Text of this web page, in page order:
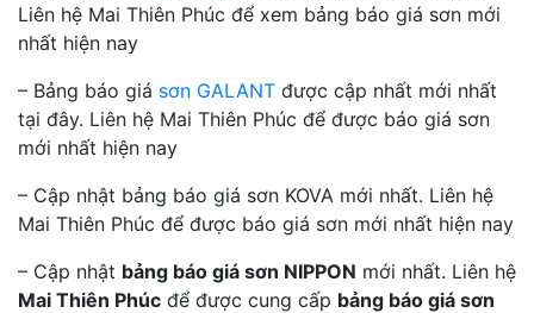
Liên hệ Mai Thiên Phúc để xem bảng báo giá sơn mới
nhất hiện nay
– Bảng báo giá sơn GALANT được cập nhất mới nhất
tại đây. Liên hệ Mai Thiên Phúc để được báo giá sơn
mới nhất hiện nay
– Cập nhật bảng báo giá sơn KOVA mới nhất. Liên hệ
Mai Thiên Phúc để được báo giá sơn mới nhất hiện nay
– Cập nhật bảng báo giá sơn NIPPON mới nhất. Liên hệ
Mai Thiên Phúc để được cung cấp bảng báo giá sơn